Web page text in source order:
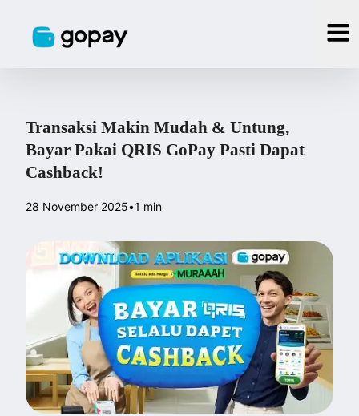
Transaksi Makin Mudah & Untung,
Bayar Pakai QRIS GoPay Pasti Dapat
Cashback!
28 November 2025•1 min